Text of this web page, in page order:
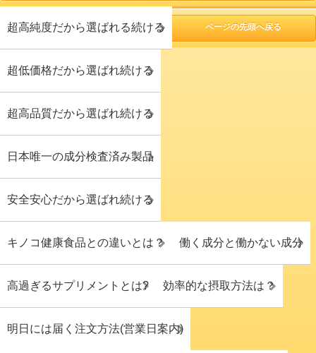
超高純度だから選ばれる続ける
超低価格だから選ばれ続ける
超高品質だから選ばれ続ける
日本唯一の成分検査済み製品
安全安心だから選ばれ続ける
キノコ健康食品との違いとは？ 働く成分と働かない成分
高過ぎるサプリメントとは? 効率的な摂取方法は？
明日には届く注文方法(営業日案内)
ページの先頭へ戻る